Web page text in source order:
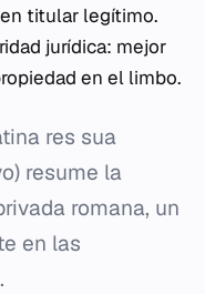
titular legítimo.
jurídica: mejor
en el limbo.
res sua
resume la
romana, un
en las